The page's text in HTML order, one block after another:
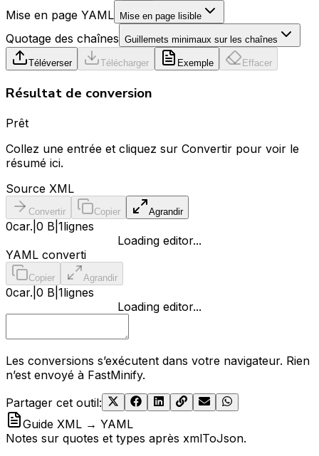
Mise en page YAML Mise en page lisible
Quotage des chaînes Guillemets minimaux sur les chaînes
Téléverser Télécharger Exemple Effacer
Résultat de conversion
Prêt
Collez une entrée et cliquez sur Convertir pour voir le
résumé ici.
Source XML
Convertir Copier Agrandir
0car. 0 B 1lignes
Loading editor...
YAML converti
Copier Agrandir
0car. 0 B 1lignes
Loading editor...
Les conversions s’exécutent dans votre navigateur. Rien
n’est envoyé à FastMinify.
Partager cet outil:
Guide XML → YAML
Notes sur quotes et types après xmlToJson.